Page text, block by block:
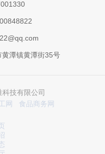
黄潭镇黄潭街35号
技有限公司
网 食品商务网